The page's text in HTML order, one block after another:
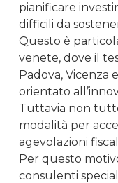
pianificare
difficili da
Questo è
venete, dove il
Padova, Vicenza
orientato
Tuttavia non
modalità per
agevolazioni
Per questo
consulenti